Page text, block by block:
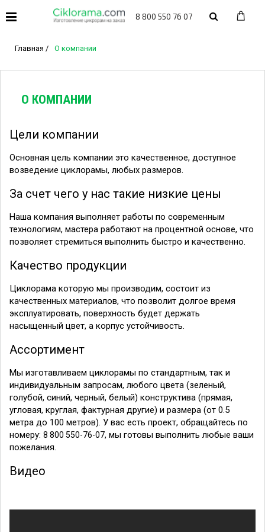
8 800 550 76 07
Главная / О компании
О КОМПАНИИ
Цели компании
Основная цель компании это качественное, доступное
возведение циклорамы, любых размеров.
За счет чего у нас такие низкие цены
Наша компания выполняет работы по современным
технологиям, мастера работают на процентной основе, что
позволяет стремиться выполнить быстро и качественно.
Качество продукции
Циклорама которую мы производим, состоит из
качественных материалов, что позволит долгое время
эксплуатировать, поверхность будет держать
насыщенный цвет, а корпус устойчивость.
Ассортимент
Мы изготавливаем циклорамы по стандартным, так и
индивидуальным запросам, любого цвета (зеленый,
голубой, синий, черный, белый) конструктива (прямая,
угловая, круглая, фактурная другие) и размера (от 0.5
метра до 100 метров). У вас есть проект, обращайтесь по
номеру: 8 800 550-76-07, мы готовы выполнить любые ваши
пожелания.
Видео